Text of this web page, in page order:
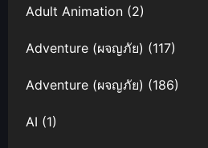
Adult Animation (2)
Adventure (ผจญภัย) (117)
Adventure (ผจญภัย) (186)
AI (1)